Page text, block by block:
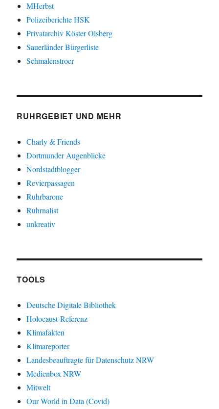
MHerbst
Polizeiberichte HSK
Privatarchiv Köster Olsberg
Sauerländer Bürgerliste
Schmalenstroer
RUHRGEBIET UND MEHR
Charly & Friends
Dortmunder Augenblicke
Nordstadtblogger
Revierpassagen
Ruhrbarone
Ruhrnalist
unkreativ
TOOLS
Deutsche Digitale Bibliothek
Holocaust-Referenz
Klimafakten
Klimareporter
Landesbeauftragte für Datenschutz NRW
Medienbox NRW
Mitwelt
Our World in Data (Covid)